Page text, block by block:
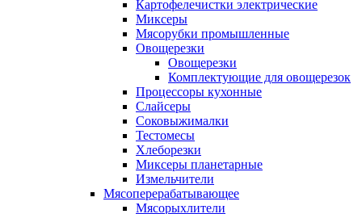
Картофелечистки электрические
Миксеры
Мясорубки промышленные
Овощерезки
Овощерезки
Комплектующие для овощерезок
Процессоры кухонные
Слайсеры
Соковыжималки
Тестомесы
Хлеборезки
Миксеры планетарные
Измельчители
Мясоперерабатывающее
Мясорыхлители